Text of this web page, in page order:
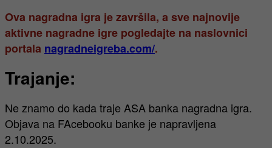
Ova nagradna igra je završila, a sve najnovije
aktivne nagradne igre pogledajte na naslovnici
portala nagradneigreba.com/.
Trajanje:
Ne znamo do kada traje ASA banka nagradna igra.
Objava na FAcebooku banke je napravljena
2.10.2025.